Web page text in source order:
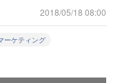
2018/05/18 08:00
ーケティング